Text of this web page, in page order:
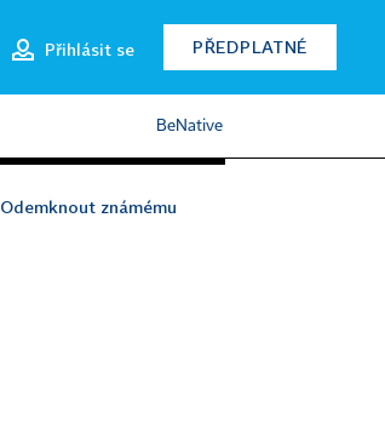
Přihlásit se PŘEDPLATNÉ
BeNative
Odemknout známému